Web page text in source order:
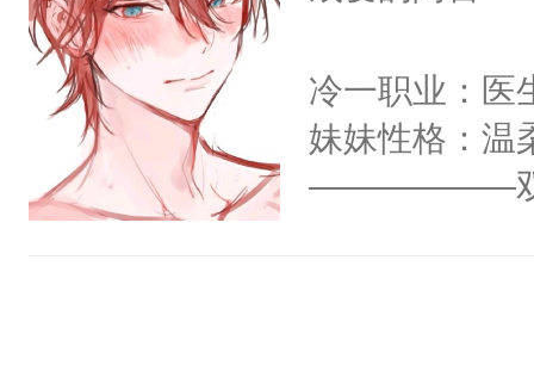
冷一职业：医
妹妹性格：温
——————双